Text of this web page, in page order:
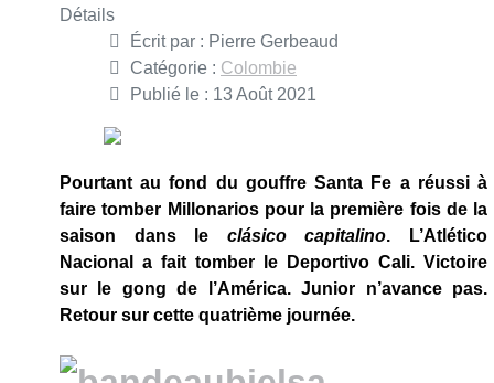
Détails
Écrit par : Pierre Gerbeaud
Catégorie : Colombie
Publié le : 13 Août 2021
Pourtant au fond du gouffre Santa Fe a réussi à
faire tomber Millonarios pour la première fois de la
saison dans le clásico capitalino. L’Atlético
Nacional a fait tomber le Deportivo Cali. Victoire
sur le gong de l’América. Junior n’avance pas.
Retour sur cette quatrième journée.